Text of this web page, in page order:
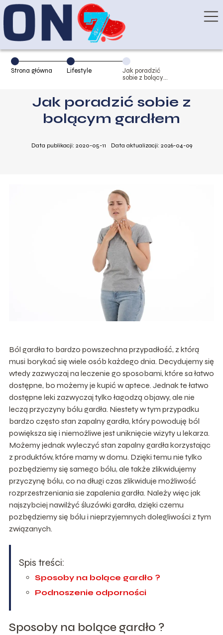
Strona główna Lifestyle
Jak poradzić
sobie z bolącym
Jak poradzić sobie z
bolącym gardłem
Data publikacji: 2020-05-11 Data aktualizacji: 2026-04-09
Ból gardła to bardzo powszechna przypadłość, z którą
musi borykać się wiele osób każdego dnia. Decydujemy się
wtedy zazwyczaj na leczenie go sposobami, które sa łatwo
dostępne, bo możemy je kupić w aptece. Jednak te łatwo
dostępne leki zazwyczaj tylko łagodzą objawy, ale nie
leczą przyczyny bólu gardła. Niestety w tym przypadku
bardzo często stan zapalny gardła, który powoduję ból
powiększa się i niemożliwe jest uniknięcie wizyty u lekarza.
Możemy jednak wyleczyć stan zapalny gardła korzystając
z produktów, które mamy w domu. Dzięki temu nie tylko
pozbędziemy się samego bólu, ale także zlikwidujemy
przyczynę bólu, co na długi czas zlikwiduje możliwość
rozprzestrzeniania sie zapalenia gardła. Należy więc jak
najszybciej nawilżyć śluzówki gardła, dzięki czemu
pozbędziemy się bólu i nieprzyjemnych dolegliwości z tym
związanych.
Spis treści:
Sposoby na bolące gardło ?
Podnoszenie odporności
Sposoby na bolące gardło ?